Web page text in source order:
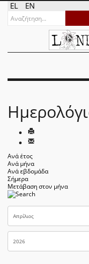
EL EN
Ανά έτος
Ανά μήνα
Ανά εβδομάδα
Σήμερα
Μετάβαση στον μήνα